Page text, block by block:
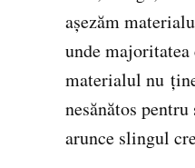
așezăm
unde majoritatea
materialul nu
nesănătos
arunce slingul